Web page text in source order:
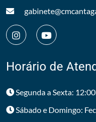
Horário de
Segunda a Sexta:
Sábado e Domingo: